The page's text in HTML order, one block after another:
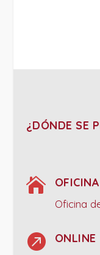
¿DÓNDE SE
 OFICINA
Oficina
 ONLINE